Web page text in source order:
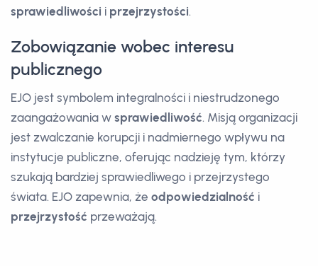
sprawiedliwości i przejrzystości.
Zobowiązanie wobec interesu
publicznego
EJO jest symbolem integralności i niestrudzonego
zaangażowania w sprawiedliwość. Misją organizacji
jest zwalczanie korupcji i nadmiernego wpływu na
instytucje publiczne, oferując nadzieję tym, którzy
szukają bardziej sprawiedliwego i przejrzystego
świata. EJO zapewnia, że odpowiedzialność i
przejrzystość przeważają.